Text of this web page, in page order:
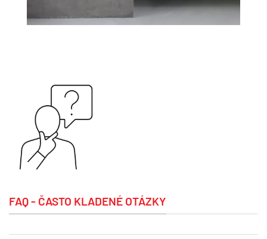
FAQ - ČASTO KLADENÉ OTÁZKY